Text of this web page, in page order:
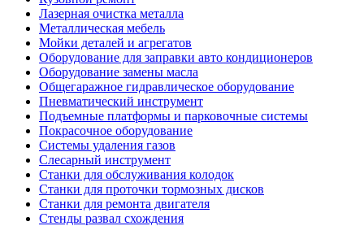
Лазерная очистка металла
Металлическая мебель
Мойки деталей и агрегатов
Оборудование для заправки авто кондиционеров
Оборудование замены масла
Общегаражное гидравлическое оборудование
Пневматический инструмент
Подъемные платформы и парковочные системы
Покрасочное оборудование
Системы удаления газов
Слесарный инструмент
Станки для обслуживания колодок
Станки для проточки тормозных дисков
Станки для ремонта двигателя
Стенды развал схождения